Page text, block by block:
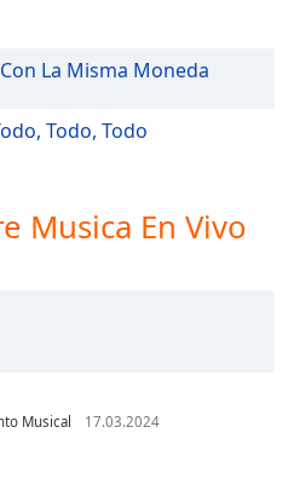
La Misma Moneda
Todo, Todo
Musica En Vivo
Musical 17.03.2024